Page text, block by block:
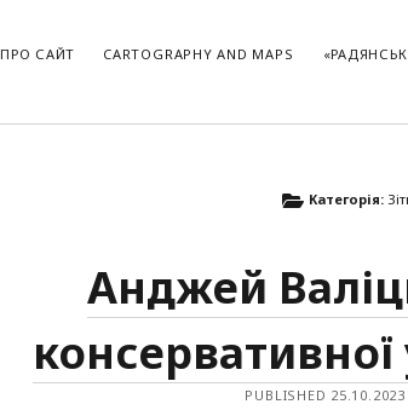
ПРО САЙТ CARTOGRAPHY AND MAPS
Джеймс Дейвід Венс.
та культуру в стані кризи
«Радянська (де)урбанізація
Анджей Валіцький. В полоні
Крістофер Боллас. Тінь об’єкта
Інна Ренчка. Лексикон
Категорія:
Анджей
консервативної
PUBLISHED